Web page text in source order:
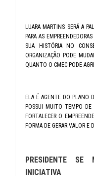
LUARA MARTINS SERÁ A
PARA AS
SUA HISTÓRIA NO
ORGANIZAÇÃO PODE
QUANTO O CMEC PODE
ELA É AGENTE DO PLANO
POSSUI MUITO TEMPO DE
FORTALECER O
FORMA DE GERAR VALOR E
PRESIDENTE SE
INICIATIVA